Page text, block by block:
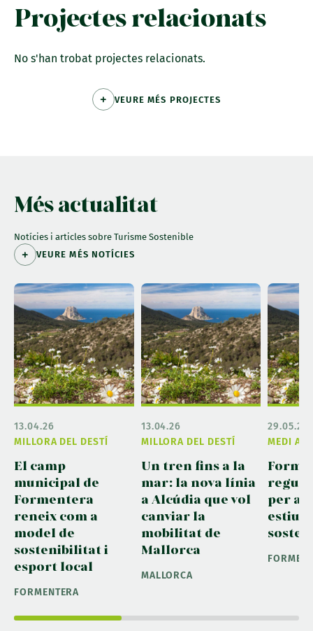
Projectes relacionats
No s'han trobat projectes relacionats.
VEURE MÉS PROJECTES
Més actualitat
Notícies i articles sobre Turisme Sostenible
VEURE MÉS NOTÍCIES
MILLORA DEL DESTÍ
13.04.26
El camp
municipal de
Formentera
reneix com a
model de
sostenibilitat i
esport local
FORMENTERA
MILLORA DEL DESTÍ
13.04.26
Un tren fins a la
mar: la nova línia
a Alcúdia que vol
canviar la
mobilitat de
Mallorca
MALLORCA
MEDI
29.05.26
per
estiu